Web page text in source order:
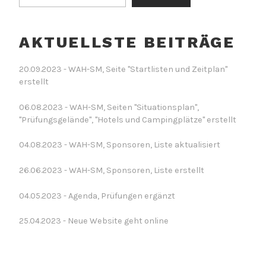
AKTUELLSTE BEITRÄGE
20.09.2023 - WAH-SM, Seite "Startlisten und Zeitplan"
erstellt
06.08.2023 - WAH-SM, Seiten "Situationsplan",
"Prüfungsgelände", "Hotels und Campingplätze" erstellt
04.08.2023 - WAH-SM, Sponsoren, Liste aktualisiert
26.06.2023 - WAH-SM, Sponsoren, Liste erstellt
04.05.2023 - Agenda, Prüfungen ergänzt
25.04.2023 - Neue Website geht online